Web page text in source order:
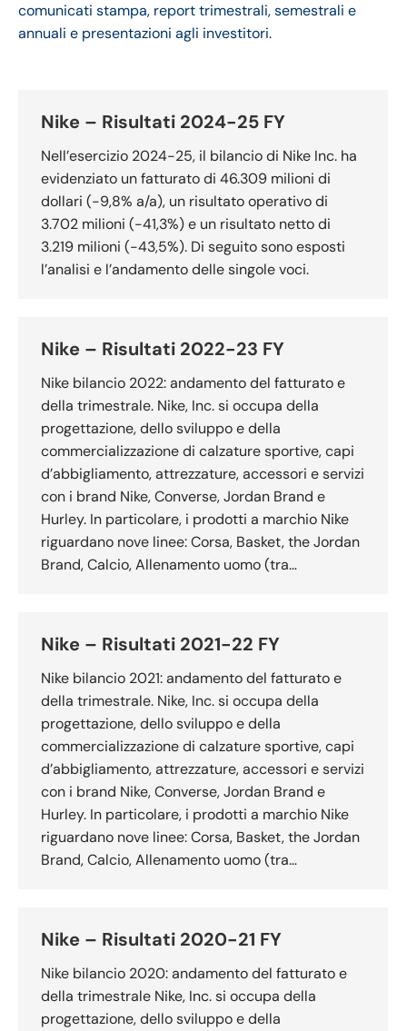
comunicati stampa, report trimestrali, semestrali e
annuali e presentazioni agli investitori.
Nike – Risultati 2024-25 FY
Nell’esercizio 2024-25, il bilancio di Nike Inc. ha
evidenziato un fatturato di 46.309 milioni di
dollari (-9,8% a/a), un risultato operativo di
3.702 milioni (-41,3%) e un risultato netto di
3.219 milioni (-43,5%). Di seguito sono esposti
l’analisi e l’andamento delle singole voci.
Nike – Risultati 2022-23 FY
Nike bilancio 2022: andamento del fatturato e
della trimestrale. Nike, Inc. si occupa della
progettazione, dello sviluppo e della
commercializzazione di calzature sportive, capi
d’abbigliamento, attrezzature, accessori e servizi
con i brand Nike, Converse, Jordan Brand e
Hurley. In particolare, i prodotti a marchio Nike
riguardano nove linee: Corsa, Basket, the Jordan
Brand, Calcio, Allenamento uomo (tra…
Nike – Risultati 2021-22 FY
Nike bilancio 2021: andamento del fatturato e
della trimestrale. Nike, Inc. si occupa della
progettazione, dello sviluppo e della
commercializzazione di calzature sportive, capi
d’abbigliamento, attrezzature, accessori e servizi
con i brand Nike, Converse, Jordan Brand e
Hurley. In particolare, i prodotti a marchio Nike
riguardano nove linee: Corsa, Basket, the Jordan
Brand, Calcio, Allenamento uomo (tra…
Nike – Risultati 2020-21 FY
Nike bilancio 2020: andamento del fatturato e
della trimestrale Nike, Inc. si occupa della
progettazione, dello sviluppo e della